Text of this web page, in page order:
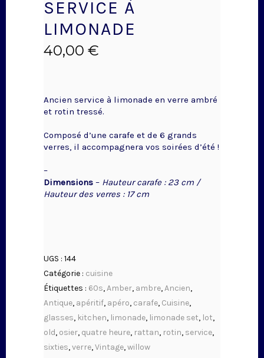
SERVICE À
LIMONADE
40,00 €
Ancien service à limonade en verre ambré
et rotin tressé.
Composé d’une carafe et de 6 grands
verres, il accompagnera vos soirées d’été !
–
Dimensions – Hauteur carafe : 23 cm /
Hauteur des verres : 17 cm
UGS : 144
Catégorie : cuisine
Étiquettes : 60s,Amber, ambre,Ancien,
Antique, apéritif, apéro, carafe, Cuisine,
glasses, kitchen, limonade, limonade set, lot,
old, osier, quatre heure, rattan, rotin, service,
sixties,verre,Vintage,willow